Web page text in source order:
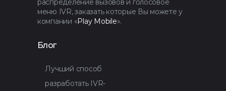
распределение вызовов и голосовое
меню IVR, заказать которые Вы можете у
компании «Play Mobile».
Блог
Лучший способ
разработать IVR-